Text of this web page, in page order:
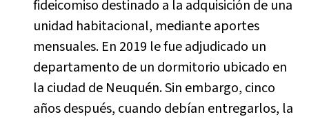
fideicomiso destinado a la adquisición de una
unidad habitacional, mediante aportes
mensuales. En 2019 le fue adjudicado un
departamento de un dormitorio ubicado en
la ciudad de Neuquén. Sin embargo, cinco
años después, cuando debían entregarlos, la